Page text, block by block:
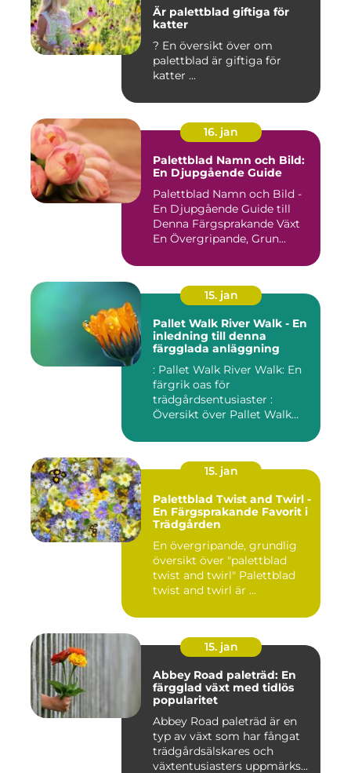
Är palettblad giftiga för
katter
? En översikt över om
palettblad är giftiga för
katter ...
16. jan
Palettblad Namn och Bild:
En Djupgående Guide
Palettblad Namn och Bild -
En Djupgående Guide till
Denna Färgsprakande Växt
En Övergripande, Grun...
15. jan
Pallet Walk River Walk - En
inledning till denna
färgglada anläggning
: Pallet Walk River Walk: En
färgrik oas för
trädgårdsentusiaster :
Översikt över Pallet Walk
15. jan
Palettblad Twist and Twirl -
En Färgsprakande Favorit i
Trädgården
En övergripande, grundlig
översikt över "palettblad
twist and twirl" Palettblad
twist and twirl är ...
15. jan
Abbey Road paleträd: En
färgglad växt med tidlös
popularitet
Abbey Road paleträd är en
typ av växt som har fångat
trädgårdsälskares och
växtentusiasters uppmärks...